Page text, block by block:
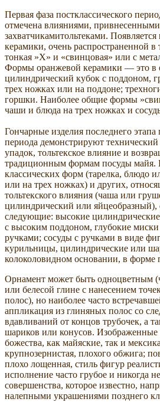
Первая фаза постклассического
отмечена влияниями,
захватчикамитольтеками. Появляется
керамики, очень распространенной в
тонкая »Х» и «свинцовая» или с
Формы оранжевой керамики — это в
цилиндрический кубок с поддоном,
трех ножках или на поддоне;
горшки. Наиболее общие формы
чаши и блюда на трех ножках и
Гончарные изделия последнего этапа
периода демонстрируют
упадок, тольтекское влияние и
традиционным формам посуды майя.
классических форм (тарелка, блюдо
или на трех ножках) и других,
тольтекского влияния (чаша или
цилиндрический или
следующие: высокие
с высоким поддоном, глубокие
ручками; сосуды с ручками в виде
курильницы, цилиндрические или
колоколовидном основании, в форме
Орнамент может быть одноцветным
или белесой глине с нанесением
полос), но наиболее часто
аппликация из глиняных полос со
вдавливаний от концов трубочек, а
шариков или конусов.
божества, как майяские, так и
крупнозернистая, плохого обжига;
плохо лощенная, стиль фигур
исполнение часто грубое и никогда
совершенства, которое известно,
налепными украшениями позднего